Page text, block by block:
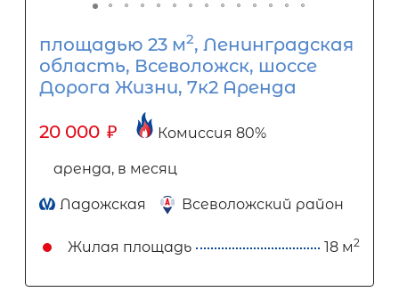
площадью 23 м2, Ленинградская
область, Всеволожск, шоссе
Дорога Жизни, 7к2 Аренда
20 000 ₽ Комиссия 80%
аренда, в месяц
Ладожская Всеволожский район
Жилая площадь 18 м2